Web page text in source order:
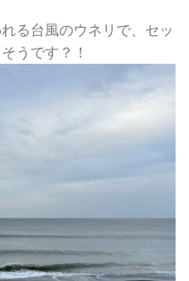
る台風のウネリで、セッ
うです？！